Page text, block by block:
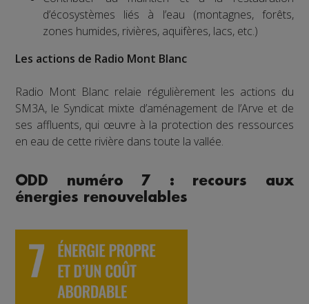
d’écosystèmes liés à l’eau (montagnes, forêts,
zones humides, rivières, aquifères, lacs, etc.)
Les actions de Radio Mont Blanc
Radio Mont Blanc relaie régulièrement les actions du
SM3A, le Syndicat mixte d’aménagement de l’Arve et de
ses affluents, qui œuvre à la protection des ressources
en eau de cette rivière dans toute la vallée.
ODD numéro 7 : recours aux
énergies renouvelables